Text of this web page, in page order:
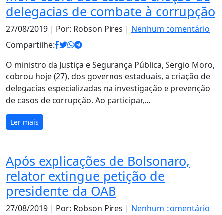
delegacias de combate à corrupção
27/08/2019 | Por: Robson Pires | Nenhum comentário
Compartilhe:
O ministro da Justiça e Segurança Pública, Sergio Moro,
cobrou hoje (27), dos governos estaduais, a criação de
delegacias especializadas na investigação e prevenção
de casos de corrupção. Ao participar,…
Ler mais
Após explicações de Bolsonaro,
relator extingue petição de
presidente da OAB
27/08/2019 | Por: Robson Pires | Nenhum comentário